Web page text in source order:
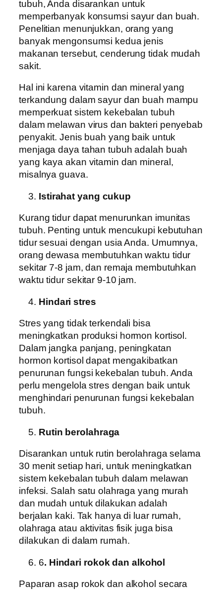
tubuh, Anda disarankan untuk
memperbanyak konsumsi sayur dan buah.
Penelitian menunjukkan, orang yang
banyak mengonsumsi kedua jenis
makanan tersebut, cenderung tidak mudah
sakit.
Hal ini karena vitamin dan mineral yang
terkandung dalam sayur dan buah mampu
memperkuat sistem kekebalan tubuh
dalam melawan virus dan bakteri penyebab
penyakit. Jenis buah yang baik untuk
menjaga daya tahan tubuh adalah buah
yang kaya akan vitamin dan mineral,
misalnya guava.
Istirahat yang cukup
Kurang tidur dapat menurunkan imunitas
tubuh. Penting untuk mencukupi kebutuhan
tidur sesuai dengan usia Anda. Umumnya,
orang dewasa membutuhkan waktu tidur
sekitar 7-8 jam, dan remaja membutuhkan
waktu tidur sekitar 9-10 jam.
Hindari stres
Stres yang tidak terkendali bisa
meningkatkan produksi hormon kortisol.
Dalam jangka panjang, peningkatan
hormon kortisol dapat mengakibatkan
penurunan fungsi kekebalan tubuh. Anda
perlu mengelola stres dengan baik untuk
menghindari penurunan fungsi kekebalan
tubuh.
Rutin berolahraga
Disarankan untuk rutin berolahraga selama
30 menit setiap hari, untuk meningkatkan
sistem kekebalan tubuh dalam melawan
infeksi. Salah satu olahraga yang murah
dan mudah untuk dilakukan adalah
berjalan kaki. Tak hanya di luar rumah,
olahraga atau aktivitas fisik juga bisa
dilakukan di dalam rumah.
6. Hindari rokok dan alkohol
Paparan asap rokok dan alkohol secara